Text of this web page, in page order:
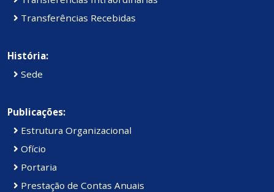
Transferências Recebidas
História:
Sede
Publicações:
Estrutura Organizacional
Ofício
Portaria
Prestação de Contas Anuais